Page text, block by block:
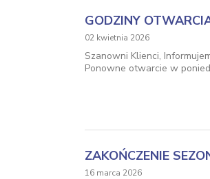
GODZINY
02 kwietnia 2026
Szanowni Klienci,
Ponowne otwarcie w
ZAKOŃCZENIE
16 marca 2026